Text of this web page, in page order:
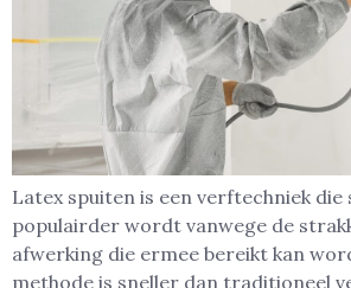
Latex spuiten is een verftechniek die
populairder wordt vanwege de
afwerking die ermee bereikt kan
methode is sneller dan traditioneel